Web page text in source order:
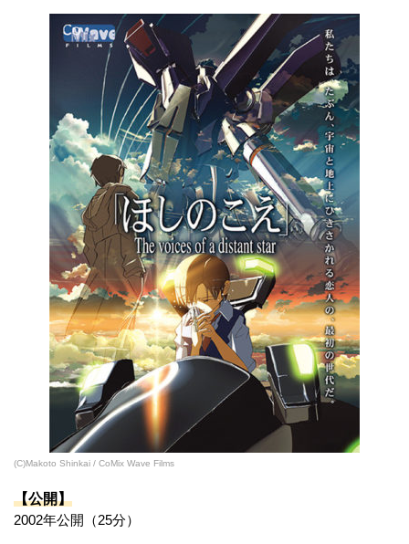
(C)Makoto Shinkai / CoMix Wave Films
【公開】
2002年公開（25分）